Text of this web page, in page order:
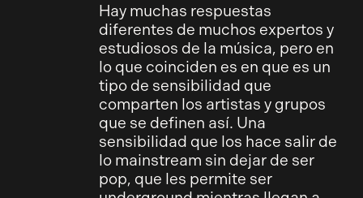
Hay muchas respuestas
diferentes de muchos expertos y
estudiosos de la música, pero en
lo que coinciden es en que es un
tipo de sensibilidad que
comparten los artistas y grupos
que se definen así. Una
sensibilidad que los hace salir de
lo mainstream sin dejar de ser
pop, que les permite ser